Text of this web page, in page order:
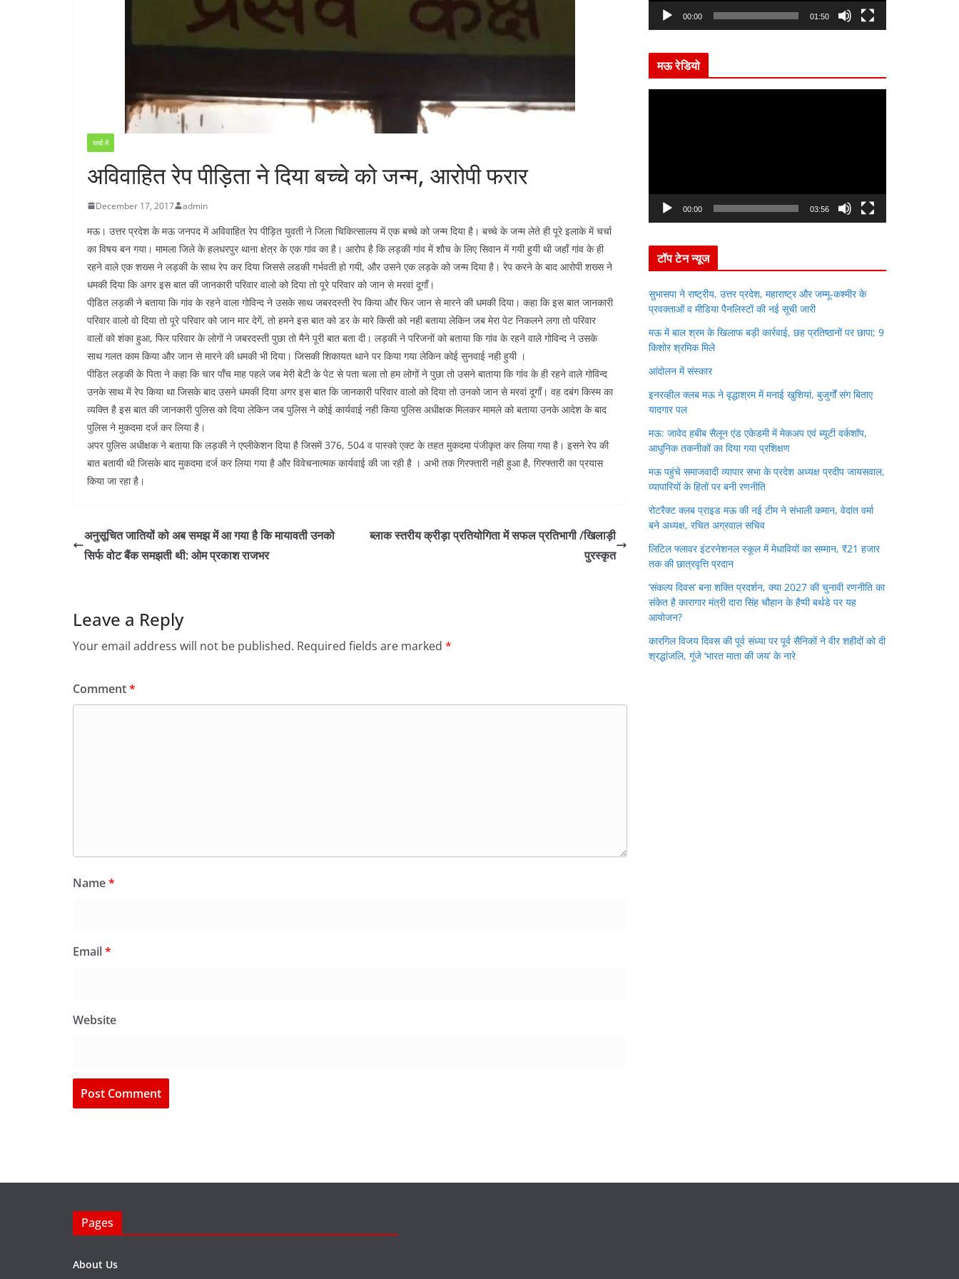
चर्चा में
अविवाहित रेप पीड़िता ने दिया बच्चे को जन्म, आरोपी फरार
December 17, 2017 admin
मऊ। उत्तर प्रदेश के मऊ जनपद में अविवाहित रेप पीड़ित युवती ने जिला चिकित्सालय में एक बच्चे को जन्म दिया है। बच्चे के जन्म लेते ही पूरे इलाके में चर्चा
का विषय बन गया। मामला जिले के हलधरपुर थाना क्षेत्र के एक गांव का है। आरोप है कि लड़की गांव में शौच के लिए सिवान में गयी हुयी थी जहाँ गांव के ही
रहने वाले एक शख्स ने लड़की के साथ रेप कर दिया जिससे लडकी गर्भवती हो गयी, और उसने एक लड़के को जन्म दिया है। रेप करने के बाद आरोपी शख्स ने
धमकी दिया कि अगर इस बात की जानकारी परिवार वालो को दिया तो पूरे परिवार को जान से मरवां दूगाँ।
पीडि़त लड़की ने बताया कि गांव के रहने वाला गोविन्द ने उसके साथ जबरदस्ती रेप किया और फिर जान से मारने की धमकी दिया। कहा कि इस बात जानकारी
परिवार वालो वो दिया तो पूरे परिवार को जान मार देगें, तो हमने इस बात को डर के मारे किसी को नही बताया लेकिन जब मेरा पेट निकलने लगा तो परिवार
वालों को शंका हुआ, फिर परिवार के लोगों ने जबरदस्ती पुछा तो मैने पूरी बात बता दी। लड़की ने परिजनों को बताया कि गांव के रहने वाले गोविन्द ने उसके
साथ गलत काम किया और जान से मारने की धमकी भी दिया। जिसकी शिकायत थाने पर किया गया लेकिन कोई सुनवाई नही हुयी ।
पीडित लड़की के पिता ने कहा कि चार पाँच माह पहले जब मेरी बेटी के पेट से पता चला तो हम लोगों ने पुछा तो उसने बाताया कि गांव के ही रहने वाले गोविन्द
उनके साथ में रेप किया था जिसके बाद उसने धमकी दिया अगर इस बात कि जानकारी परिवार वालो को दिया तो उनको जान से मरवां दूगाँ। वह दबंग किस्म का
व्यक्ति है इस बात की जानकारी पुलिस को दिया लेकिन जब पुलिस ने कोई कार्यवाई नही किया पुलिस अधीक्षक मिलकर मामले को बताया उनके आदेश के बाद
पुलिस ने मुकदमा दर्ज कर लिया है।
अपर पुलिस अधीक्षक ने बताया कि लड़की ने एप्लीकेशन दिया है जिसमें 376, 504 व पास्को एक्ट के तहत मुकदमा पंजीकृत कर लिया गया है। इसने रेप की
बात बतायी थी जिसके बाद मुकदमा दर्ज कर लिया गया है और विवेचनात्मक कार्यवाई की जा रही है । अभी तक गिरफ्तारी नही हुआ है, गिरफ्तारी का प्रयास
किया जा रहा है।
अनुसूचित जातियों को अब समझ में आ गया है कि मायावती उनको
सिर्फ वोट बैंक समझती थी: ओम प्रकाश राजभर
ब्लाक स्तरीय क्रीड़ा प्रतियोगिता में सफल प्रतिभागी /खिलाड़ी
पुरस्कृत
Leave a Reply
Your email address will not be published. Required fields are marked *
Comment*
Name*
Email*
Website
a
r
00:00 01:50
मऊ रेडियो
a
r
00:00 03:56
टॉप टेन न्यूज
सुभासपा ने राष्ट्रीय, उत्तर प्रदेश, महाराष्ट्र और जम्मू-कश्मीर के
प्रवक्ताओं व मीडिया पैनलिस्टों की नई सूची जारी
मऊ में बाल श्रम के खिलाफ बड़ी कार्रवाई, छह प्रतिष्ठानों पर छापा; 9
किशोर श्रमिक मिले
आंदोलन में संस्कार
इनरव्हील क्लब मऊ ने वृद्धाश्रम में मनाई खुशियां, बुजुर्गों संग बिताए
यादगार पल
मऊ: जावेद हबीब सैलून एंड एकेडमी में मेकअप एवं ब्यूटी वर्कशॉप,
आधुनिक तकनीकों का दिया गया प्रशिक्षण
मऊ पहुंचे समाजवादी व्यापार सभा के प्रदेश अध्यक्ष प्रदीप जायसवाल,
व्यापारियों के हितों पर बनी रणनीति
रोटरैक्ट क्लब प्राइड मऊ की नई टीम ने संभाली कमान, वेदांत वर्मा
बने अध्यक्ष, रचित अग्रवाल सचिव
लिटिल फ्लावर इंटरनेशनल स्कूल में मेधावियों का सम्मान, ₹21 हजार
तक की छात्रवृत्ति प्रदान
‘संकल्प दिवस’ बना शक्ति प्रदर्शन, क्या 2027 की चुनावी रणनीति का
संकेत है कारागार मंत्री दारा सिंह चौहान के हैप्पी बर्थडे पर यह
आयोजन?
कारगिल विजय दिवस की पूर्व संध्या पर पूर्व सैनिकों ने वीर शहीदों को दी
श्रद्धांजलि, गूंजे ‘भारत माता की जय’ के नारे
Pages
About Us